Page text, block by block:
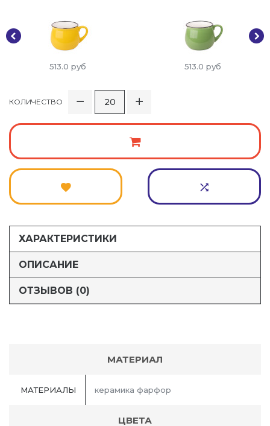
513.0 руб 513.0 руб
КОЛИЧЕСТВО
ХАРАКТЕРИСТИКИ
ОПИСАНИЕ
ОТЗЫВОВ (0)
МАТЕРИАЛ
МАТЕРИАЛЫ керамика фарфор
ЦВЕТА